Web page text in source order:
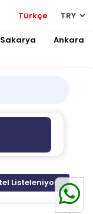
Türkçe
Sakarya Ankara
Listeleniyor